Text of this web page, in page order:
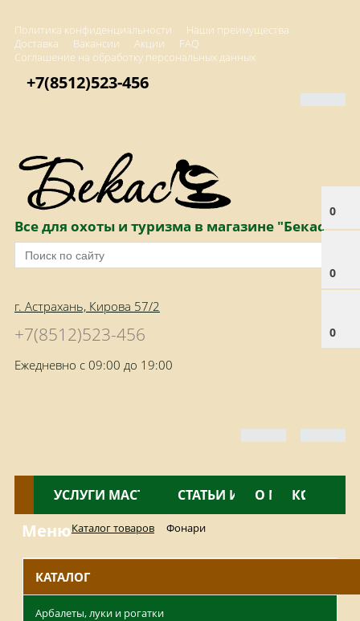
Политика конфиденциальности
Наши преимущества
Доставка
Вакансии Акции
FAQ
Соглашение на обработку персональных данных
0
0
0
+7(8512)523-456
Все для охоты и туризма в магазине "Бекас"
г. Астрахань, Кирова 57/2
+7(8512)523-456
Ежедневно с 09:00 до 19:00
КАТАЛОГ
УСЛУГИ МАСТЕРСКОЙНОВОСТИ
СТАТЬИ И ОБЗОРЫ
О МАГАЗИНЕ
МенюКаталог товаров Фонари
КАТАЛОГ
Арбалеты, луки и рогатки